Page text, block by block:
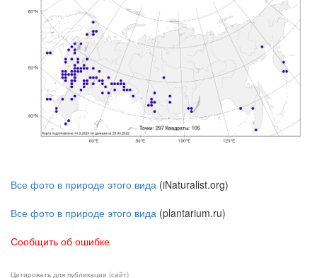
Все фото в природе этого вида (iNaturalist.org)
Все фото в природе этого вида (plantarium.ru)
Сообщить об ошибке
Цитировать для публикации (сайт)